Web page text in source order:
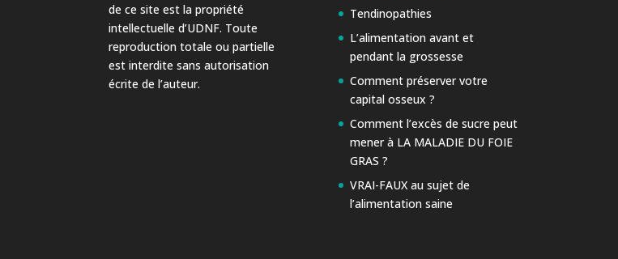
de ce site est la propriété
intellectuelle d’UDNF. Toute
reproduction totale ou partielle
est interdite sans autorisation
écrite de l’auteur.
Tendinopathies
L’alimentation avant et
pendant la grossesse
Comment préserver votre
capital osseux ?
Comment l’excès de sucre peut
mener à LA MALADIE DU FOIE
GRAS ?
VRAI-FAUX au sujet de
l’alimentation saine